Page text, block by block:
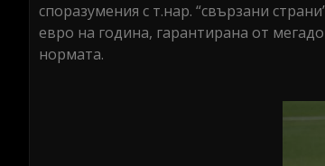
споразумения с т.нар. “свързани
евро на година, гарантирана от
нормата.